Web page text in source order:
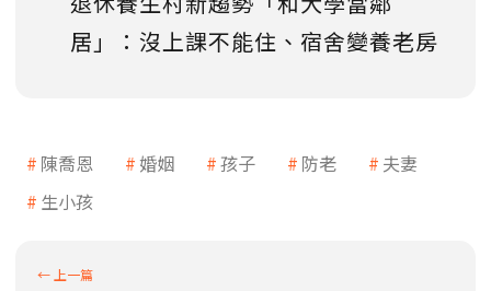
居」：沒上課不能住、宿舍變養老房
陳喬恩 婚姻 孩子 防老
夫妻
生小孩